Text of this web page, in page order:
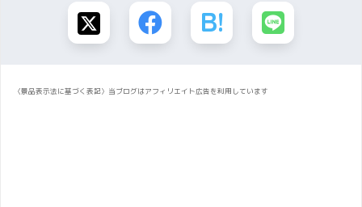
〈景品表示法に基づく表記〉当ブログはアフィリエイト広告を利用しています